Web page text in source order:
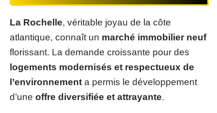
La Rochelle, véritable joyau de la côte
atlantique, connaît un marché immobilier neuf
florissant. La demande croissante pour des
logements modernisés et respectueux de
l’environnement a permis le développement
d’une offre diversifiée et attrayante.